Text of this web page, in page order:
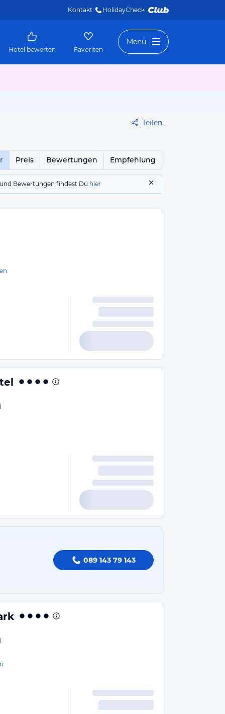
Kontakt HolidayCheck
Hotel bewerten Favoriten
Menü
Teilen
Preis Bewertungen Empfehlung
Bewertungen findest Du hier
089 143 79 143